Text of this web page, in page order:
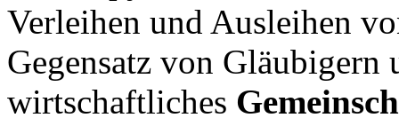
Verleihen und Ausleihen
Gegensatz von Gläubigern
wirtschaftliches